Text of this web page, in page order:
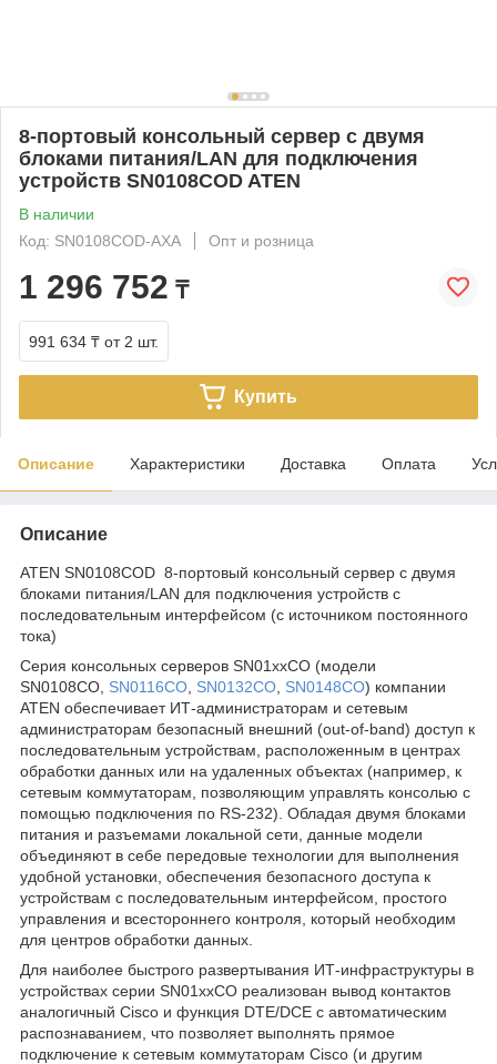
8-портовый консольный сервер с двумя
блоками питания/LAN для подключения
устройств SN0108COD ATEN
В наличии
Код: SN0108COD-AXA
Опт и розница
1 296 752 ₸
991 634 ₸ от 2 шт.
Купить
Описание Характеристики Доставка Оплата
Описание
ATEN SN0108COD 8-портовый консольный сервер с двумя
блоками питания/LAN для подключения устройств с
последовательным интерфейсом (с источником постоянного
тока)
Серия консольных серверов SN01xxCO (модели
SN0108CO, SN0116CO SN0132CO SN0148CO) компании
ATEN обеспечивает ИТ-администраторам и сетевым
администраторам безопасный внешний (out-of-band) доступ к
последовательным устройствам, расположенным в центрах
обработки данных или на удаленных объектах (например, к
сетевым коммутаторам, позволяющим управлять консолью с
помощью подключения по RS-232). Обладая двумя блоками
питания и разъемами локальной сети, данные модели
объединяют в себе передовые технологии для выполнения
удобной установки, обеспечения безопасного доступа к
устройствам с последовательным интерфейсом, простого
управления и всестороннего контроля, который необходим
для центров обработки данных.
Для наиболее быстрого развертывания ИТ-инфраструктуры в
устройствах серии SN01xxCO реализован вывод контактов
аналогичный Cisco и функция DTE/DCE с автоматическим
распознаванием, что позволяет выполнять прямое
подключение к сетевым коммутаторам Cisco (и другим